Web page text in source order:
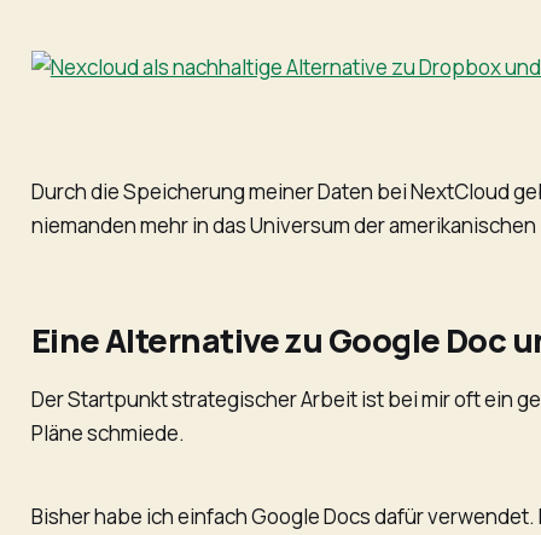
Durch die Speicherung meiner Daten bei NextCloud
niemanden mehr in das Universum der
Eine Alternative zu Google Doc
Der Startpunkt strategischer Arbeit ist bei mir oft ein
Pläne schmiede.
Bisher habe ich einfach Google Docs dafür